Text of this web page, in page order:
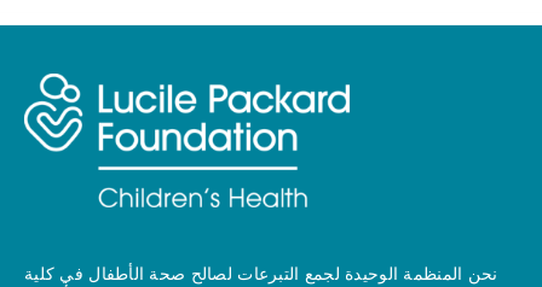
نحن المنظمة الوحيدة لجمع التبرعات لصالح صحة الأطفال في كلية